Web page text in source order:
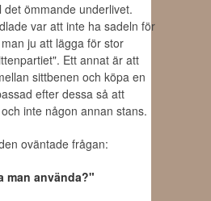
det ömmande underlivet.
var att inte ha sadeln för
ju att lägga för stor
Ett annat är att
sittbenen och köpa en
efter dessa så att
inte någon annan stans.
oväntade frågan:
man använda?"